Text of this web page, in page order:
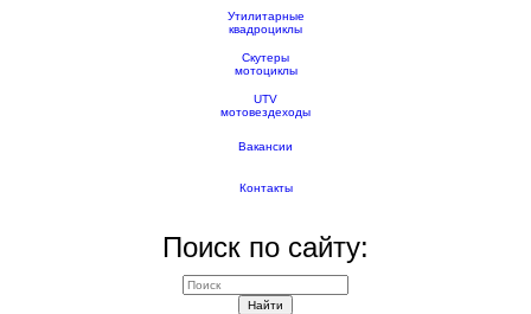
Утилитарные
квадроциклы
Скутеры
мотоциклы
UTV
мотовездеходы
Вакансии
Контакты
Поиск по сайту:
Найти